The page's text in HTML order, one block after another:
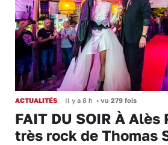
ACTUALITÉS Il y a 8 h • vu 279 fois
FAIT DU SOIR À
très rock de Thomas